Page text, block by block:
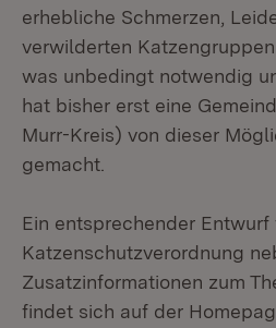
erhebliche Schmerzen,
verwilderten
was unbedingt notwendig
hat bisher erst eine
Murr-Kreis) von dieser
gemacht.
Ein entsprechender
Katzenschutzverordnung
Zusatzinformationen zum
findet sich auf der